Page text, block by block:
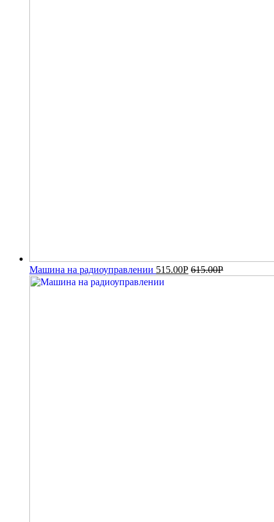
Машина на радиоуправлении 515.00Р 615.00Р